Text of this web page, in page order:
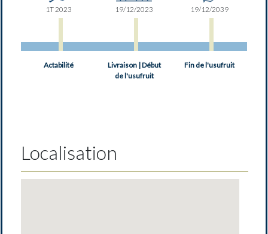
1T 2023 19/12/2023 19/12/2039
Actabilité
Livraison | Début
de l'usufruit
Fin de l'usufruit
Localisation